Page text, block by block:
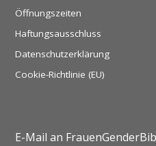
Öffnungszeiten
Haftungsausschluss
Datenschutzerklärung
Cookie-Richtlinie (EU)
E-Mail an